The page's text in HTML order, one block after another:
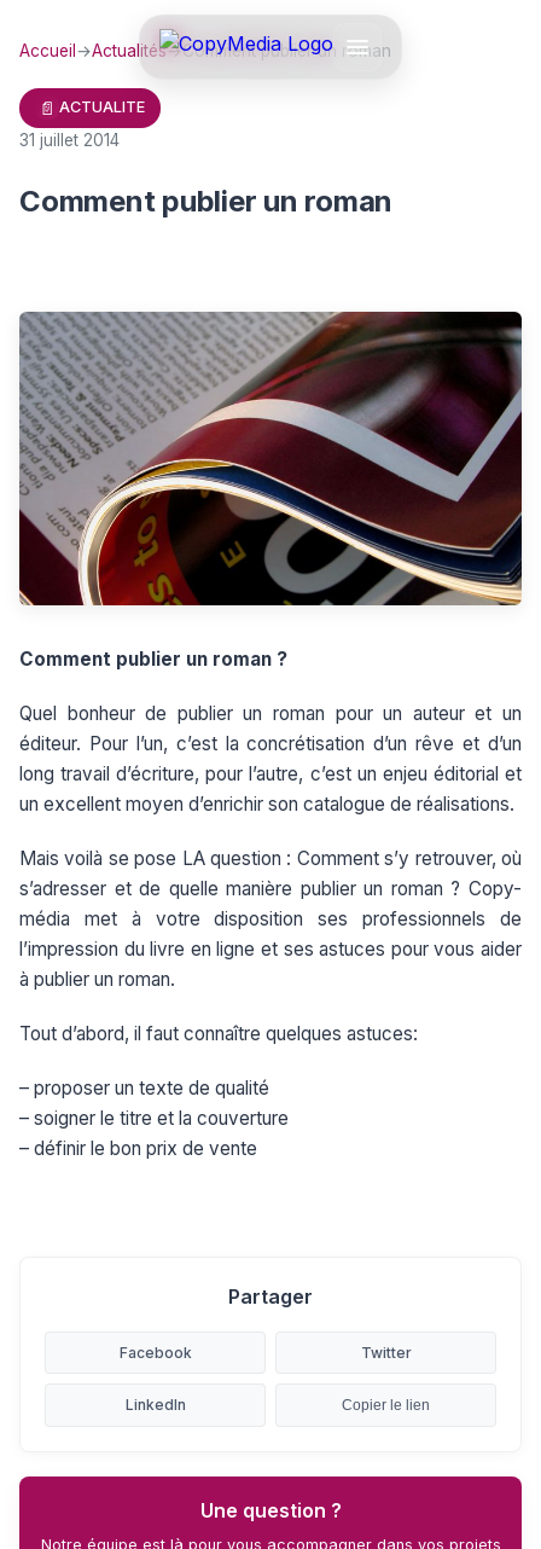
Accueil →Actualités→Comment publier un roman
📄 ACTUALITE
31 juillet 2014
Comment publier un roman
Comment publier un roman ?
Quel bonheur de publier un roman pour un auteur et un
éditeur. Pour l’un, c’est la concrétisation d’un rêve et d’un
long travail d’écriture, pour l’autre, c’est un enjeu éditorial et
un excellent moyen d’enrichir son catalogue de réalisations.
Mais voilà se pose LA question : Comment s’y retrouver, où
s’adresser et de quelle manière publier un roman ? Copy-
média met à votre disposition ses professionnels de
l’impression du livre en ligne et ses astuces pour vous aider
à publier un roman.
Tout d’abord, il faut connaître quelques astuces:
– proposer un texte de qualité
– soigner le titre et la couverture
– définir le bon prix de vente
Partager
Facebook Twitter
LinkedIn Copier le lien
Une question ?
Notre équipe est là pour vous accompagner dans vos projets